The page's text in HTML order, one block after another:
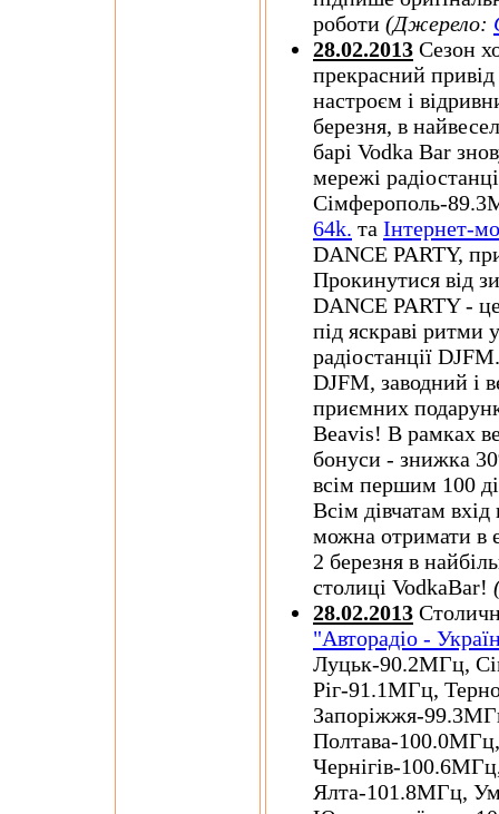
роботи (Джерело:
28.02.2013 Сезон
прекрасний
настроєм і
березня, в
барі Vodka Bar
мережі
Сімферополь-
64k. та Інтернет-
DANCE PARTY,
Прокинутися від
DANCE PARTY -
під яскраві ритми
радіостанції
DJFM, заводний і
приємних
Beavis! В рамках
бонуси - знижка
всім першим 100
Всім дівчатам
можна отримати в
2 березня в
столиці VodkaBar!
28.02.2013
"Авторадіо -
Луцьк-90.2МГц,
Ріг-91.1МГц,
Запоріжжя-
Полтава-
Чернігів-
Ялта-101.8МГц,